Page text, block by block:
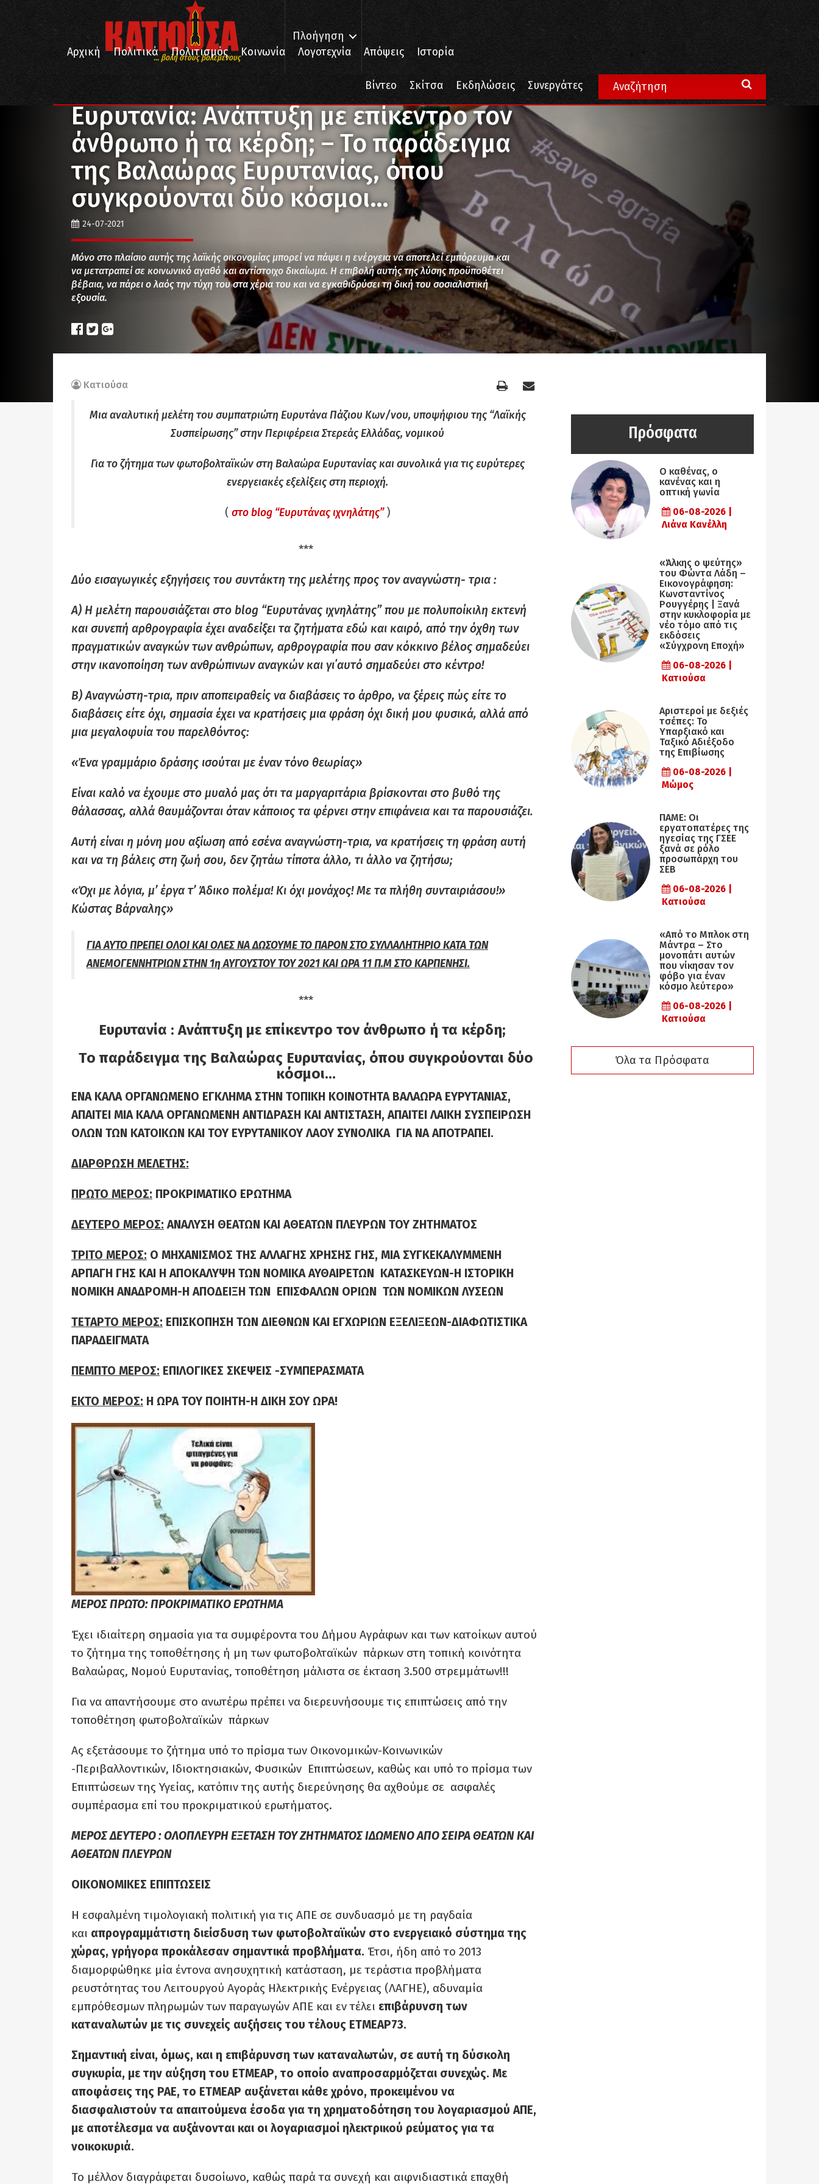
... βολή στους βολεμένους
Πλοήγηση
Αρχική
Πολιτικά Πολιτισμός Κοινωνία Λογοτεχνία Απόψεις Ιστορία
Βίντεο Σκίτσα Εκδηλώσεις Συνεργάτες
Κοινωνία Ευρυτανία: Ανάπτυξη με επίκεντρο τον άνθρωπο ή τα κέρδη; – Το παράδειγμα της Βαλαώρας Ευρυτανίας, όπου συγκρούονται δύο κόσμοι…
Ευρυτανία: Ανάπτυξη με επίκεντρο τον
άνθρωπο ή τα κέρδη; – Το παράδειγμα
της Βαλαώρας Ευρυτανίας, όπου
συγκρούονται δύο κόσμοι…
24-07-2021
Μόνο στο πλαίσιο αυτής της λαϊκής οικονομίας μπορεί να πάψει η ενέργεια να αποτελεί εμπόρευμα και
να μετατραπεί σε κοινωνικό αγαθό και αντίστοιχο δικαίωμα. Η επιβολή αυτής της λύσης προϋποθέτει
βέβαια, να πάρει ο λαός την τύχη του στα χέρια του και να εγκαθιδρύσει τη δική του σοσιαλιστική
εξουσία.
Κατιούσα
Μια αναλυτική μελέτη του συμπατριώτη Ευρυτάνα Πάζιου Κων/νου, υποψήφιου της “Λαϊκής
Συσπείρωσης” στην Περιφέρεια Στερεάς Ελλάδας, νομικού
Για το ζήτημα των φωτοβολταϊκών στη Βαλαώρα Ευρυτανίας και συνολικά για τις ευρύτερες
ενεργειακές εξελίξεις στη περιοχή.
( στο blog “Ευρυτάνας ιχνηλάτης”)
***
Δύο εισαγωγικές εξηγήσεις του συντάκτη της μελέτης προς τον αναγνώστη- τρια :
Α) Η μελέτη παρουσιάζεται στο blog “Ευρυτάνας ιχνηλάτης” που με πολυποίκιλη εκτενή
και συνεπή αρθρογραφία έχει αναδείξει τα ζητήματα εδώ και καιρό, από την όχθη των
πραγματικών αναγκών των ανθρώπων, αρθρογραφία που σαν κόκκινο βέλος σημαδεύει
στην ικανοποίηση των ανθρώπινων αναγκών και γι΄αυτό σημαδεύει στο κέντρο!
Β) Αναγνώστη-τρια, πριν αποπειραθείς να διαβάσεις το άρθρο, να ξέρεις πώς είτε το
διαβάσεις είτε όχι, σημασία έχει να κρατήσεις μια φράση όχι δική μου φυσικά, αλλά από
μια μεγαλοφυία του παρελθόντος:
«Ένα γραμμάριο δράσης ισούται με έναν τόνο θεωρίας»
Είναι καλό να έχουμε στο μυαλό μας ότι τα μαργαριτάρια βρίσκονται στο βυθό της
θάλασσας, αλλά θαυμάζονται όταν κάποιος τα φέρνει στην επιφάνεια και τα παρουσιάζει.
Αυτή είναι η μόνη μου αξίωση από εσένα αναγνώστη-τρια, να κρατήσεις τη φράση αυτή
και να τη βάλεις στη ζωή σου, δεν ζητάω τίποτα άλλο, τι άλλο να ζητήσω;
«Όχι με λόγια, μ’ έργα τ’ Άδικο πολέμα! Κι όχι μονάχος! Με τα πλήθη συνταιριάσου!»
Κώστας Βάρναλης»
ΓΙΑ ΑΥΤΟ ΠΡΕΠΕΙ ΟΛΟΙ ΚΑΙ ΟΛΕΣ ΝΑ ΔΩΣΟΥΜΕ ΤΟ ΠΑΡΟΝ ΣΤΟ ΣΥΛΛΑΛΗΤΗΡΙΟ ΚΑΤΑ ΤΩΝ
ΑΝΕΜΟΓΕΝΝΗΤΡΙΩΝ ΣΤΗΝ 1η ΑΥΓΟΥΣΤΟΥ ΤΟΥ 2021 ΚΑΙ ΩΡΑ 11 Π.Μ ΣΤΟ ΚΑΡΠΕΝΗΣΙ.
***
Ευρυτανία : Ανάπτυξη με επίκεντρο τον άνθρωπο ή τα κέρδη;
Τo παράδειγμα της Βαλαώρας Ευρυτανίας, όπου συγκρούονται δύο
κόσμοι…
ΕΝΑ ΚΑΛΑ ΟΡΓΑΝΩΜΕΝΟ ΕΓΚΛΗΜΑ ΣΤΗΝ ΤΟΠΙΚΗ ΚΟΙΝΟΤΗΤΑ ΒΑΛΑΩΡΑ ΕΥΡΥΤΑΝΙΑΣ,
ΑΠΑΙΤΕΙ ΜΙΑ ΚΑΛΑ ΟΡΓΑΝΩΜΕΝΗ ΑΝΤΙΔΡΑΣΗ ΚΑΙ ΑΝΤΙΣΤΑΣΗ, ΑΠΑΙΤΕΙ ΛΑ΄Ι΄ΚΗ ΣΥΣΠΕΙΡΩΣΗ
ΟΛΩΝ ΤΩΝ ΚΑΤΟΙΚΩΝ ΚΑΙ ΤΟΥ ΕΥΡΥΤΑΝΙΚΟΥ ΛΑΟΥ ΣΥΝΟΛΙΚΑ ΓΙΑ ΝΑ ΑΠΟΤΡΑΠΕΙ.
ΔΙΑΡΘΡΩΣΗ ΜΕΛΕΤΗΣ:
ΠΡΩΤΟ ΜΕΡΟΣ: ΠΡΟΚΡΙΜΑΤΙΚΟ ΕΡΩΤΗΜΑ
ΔΕΥΤΕΡΟ ΜΕΡΟΣ: ΑΝΑΛΥΣΗ ΘΕΑΤΩΝ ΚΑΙ ΑΘΕΑΤΩΝ ΠΛΕΥΡΩΝ ΤΟΥ ΖΗΤΗΜΑΤΟΣ
ΤΡΙΤΟ ΜΕΡΟΣ: Ο ΜΗΧΑΝΙΣΜΟΣ ΤΗΣ ΑΛΛΑΓΗΣ ΧΡΗΣΗΣ ΓΗΣ, ΜΙΑ ΣΥΓΚΕΚΑΛΥΜΜΕΝΗ
ΑΡΠΑΓΗ ΓΗΣ ΚΑΙ Η ΑΠΟΚΑΛΥΨΗ ΤΩΝ ΝΟΜΙΚΑ ΑΥΘΑΙΡΕΤΩΝ ΚΑΤΑΣΚΕΥΩΝ-Η ΙΣΤΟΡΙΚΗ
ΝΟΜΙΚΗ ΑΝΑΔΡΟΜΗ-Η ΑΠΟΔΕΙΞΗ ΤΩΝ ΕΠΙΣΦΑΛΩΝ ΟΡΙΩΝ ΤΩΝ ΝΟΜΙΚΩΝ ΛΥΣΕΩΝ
ΤΕΤΑΡΤΟ ΜΕΡΟΣ: ΕΠΙΣΚΟΠΗΣΗ ΤΩΝ ΔΙΕΘΝΩΝ ΚΑΙ ΕΓΧΩΡΙΩΝ ΕΞΕΛΙΞΕΩΝ-ΔΙΑΦΩΤΙΣΤΙΚΑ
ΠΑΡΑΔΕΙΓΜΑΤΑ
ΠΕΜΠΤΟ ΜΕΡΟΣ: ΕΠΙΛΟΓΙΚΕΣ ΣΚΕΨΕΙΣ -ΣΥΜΠΕΡΑΣΜΑΤΑ
ΕΚΤΟ ΜΕΡΟΣ: Η ΩΡΑ ΤΟΥ ΠΟΙΗΤΗ-Η ΔΙΚΗ ΣΟΥ ΩΡΑ!
ΜΕΡΟΣ ΠΡΩΤΟ: ΠΡΟΚΡΙΜΑΤΙΚΟ ΕΡΩΤΗΜΑ
Έχει ιδιαίτερη σημασία για τα συμφέροντα του Δήμου Αγράφων και των κατοίκων αυτού
το ζήτημα της τοποθέτησης ή μη των φωτοβολταϊκών πάρκων στη τοπική κοινότητα
Βαλαώρας, Νομού Ευρυτανίας, τοποθέτηση μάλιστα σε έκταση 3.500 στρεμμάτων!!!
Για να απαντήσουμε στο ανωτέρω πρέπει να διερευνήσουμε τις επιπτώσεις από την
τοποθέτηση φωτοβολταϊκών πάρκων
Aς εξετάσουμε το ζήτημα υπό το πρίσμα των Οικονομικών-Κοινωνικών
-Περιβαλλοντικών, Ιδιοκτησιακών, Φυσικών Επιπτώσεων, καθώς και υπό το πρίσμα των
Επιπτώσεων της Υγείας, κατόπιν της αυτής διερεύνησης θα αχθούμε σε ασφαλές
συμπέρασμα επί του προκριματικού ερωτήματος.
ΜΕΡΟΣ ΔΕΥΤΕΡΟ : ΟΛΟΠΛΕΥΡΗ ΕΞΕΤΑΣΗ ΤΟΥ ΖΗΤΗΜΑΤΟΣ ΙΔΩΜΕΝΟ ΑΠΟ ΣΕΙΡΑ ΘΕΑΤΩΝ ΚΑΙ
ΑΘΕΑΤΩΝ ΠΛΕΥΡΩΝ
ΟΙΚΟΝΟΜΙΚΕΣ ΕΠΙΠΤΩΣΕΙΣ
Η εσφαλμένη τιμολογιακή πολιτική για τις ΑΠΕ σε συνδυασμό με τη ραγδαία
και απρογραμμάτιστη διείσδυση των φωτοβολταϊκών στο ενεργειακό σύστημα της
χώρας, γρήγορα προκάλεσαν σημαντικά προβλήματα. Έτσι, ήδη από το 2013
διαμορφώθηκε μία έντονα ανησυχητική κατάσταση, με τεράστια προβλήματα
ρευστότητας του Λειτουργού Αγοράς Ηλεκτρικής Ενέργειας (ΛΑΓΗΕ), αδυναμία
εμπρόθεσμων πληρωμών των παραγωγών ΑΠΕ και εν τέλει επιβάρυνση των
καταναλωτών με τις συνεχείς αυξήσεις του τέλους ΕΤΜΕΑΡ73.
Σημαντική είναι, όμως, και η επιβάρυνση των καταναλωτών, σε αυτή τη δύσκολη
συγκυρία, με την αύξηση του ΕΤΜΕΑΡ, το οποίο αναπροσαρμόζεται συνεχώς. Με
αποφάσεις της ΡΑΕ, το ΕΤΜΕΑΡ αυξάνεται κάθε χρόνο, προκειμένου να
διασφαλιστούν τα απαιτούμενα έσοδα για τη χρηματοδότηση του λογαριασμού ΑΠΕ,
με αποτέλεσμα να αυξάνονται και οι λογαριασμοί ηλεκτρικού ρεύματος για τα
νοικοκυριά.
Το μέλλον διαγράφεται δυσοίωνο, καθώς παρά τα συνεχή και αιφνιδιαστικά επαχθή
Πρόσφατα
Ο καθένας, ο
κανένας και η
οπτική γωνία
06-08-2026 |
Λιάνα Κανέλλη
«Άλκης ο ψεύτης»
του Φώντα Λάδη –
Εικονογράφηση:
Κωνσταντίνος
Ρουγγέρης | Ξανά
στην κυκλοφορία με
νέο τόμο από τις
εκδόσεις
«Σύγχρονη Εποχή»
06-08-2026 |
Κατιούσα
Αριστεροί με δεξιές
τσέπες: Το
Υπαρξιακό και
Ταξικό Αδιέξοδο
της Επιβίωσης
06-08-2026 |
Μώμος
ΠΑΜΕ: Οι
εργατοπατέρες της
ηγεσίας της ΓΣΕΕ
ξανά σε ρόλο
προσωπάρχη του
ΣΕΒ
06-08-2026 |
Κατιούσα
«Από το Μπλοκ στη
Μάντρα – Στο
μονοπάτι αυτών
που νίκησαν τον
φόβο για έναν
κόσμο λεύτερο»
06-08-2026 |
Κατιούσα
Όλα τα Πρόσφατα